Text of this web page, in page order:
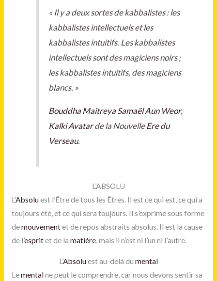
« Il y a deux sortes de kabbalistes : les
kabbalistes intellectuels et les
kabbalistes intuitifs. Les kabbalistes
intellectuels sont des magiciens noirs ;
les kabbalistes intuitifs, des magiciens
blancs. »
Bouddha MaitreyaSamaël Aun Weor,
Kalki Avatarde la NouvelleEre du
Verseau.
L’ABSOLU
L’Absoluest l’Être de tous les Êtres. Il est ce qui est, ce qui a
toujours été, et ce qui sera toujours. Il s’exprime sous forme
demouvementet de repos abstraits absolus. Il est la cause
de l’espritet de la matière, mais il n’est ni l’un ni l’autre.
L’Absoluest au-delà du mental
Lementalne peut le comprendre, car nous devons sentir sa